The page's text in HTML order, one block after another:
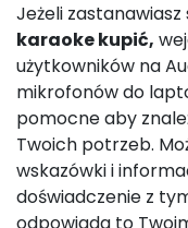
Jeżeli zastanawiasz
karaoke kupić,
użytkowników na
mikrofonów do
pomocne aby
Twoich potrzeb.
wskazówki i
doświadczenie z